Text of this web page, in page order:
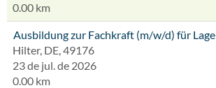
0.00 km
Ausbildung zur Fachkraft (m/w/d) für
Hilter, DE, 49176
23 de jul. de 2026
0.00 km